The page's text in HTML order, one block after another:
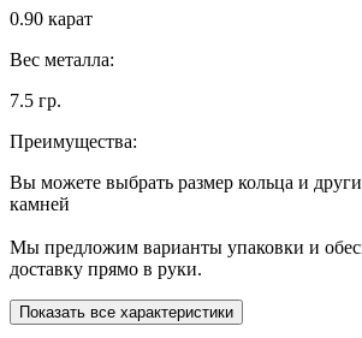
0.90 карат
Вес металла:
7.5 гр.
Преимущества:
Вы можете выбрать размер кольца и
камней
Мы предложим варианты упаковки и
доставку прямо в руки.
Показать все характеристики